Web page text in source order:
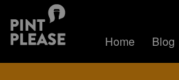
Home Blog